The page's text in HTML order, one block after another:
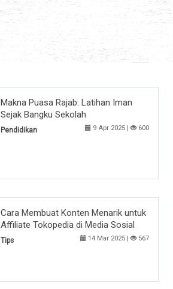
Makna Puasa Rajab: Latihan Iman
Sejak Bangku Sekolah
Pendidikan 9 Apr 2025 | 600
Cara Membuat Konten Menarik untuk
Affiliate Tokopedia di Media Sosial
Tips 14 Mar 2025 | 567